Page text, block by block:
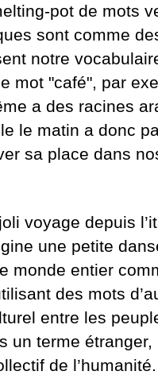
pot de mots
sont comme
notre
mot "café", par
a des racines
le matin a donc
sa place dans
voyage depuis
une petite
monde entier
des mots
entre les
un terme étranger,
de l’humanité.